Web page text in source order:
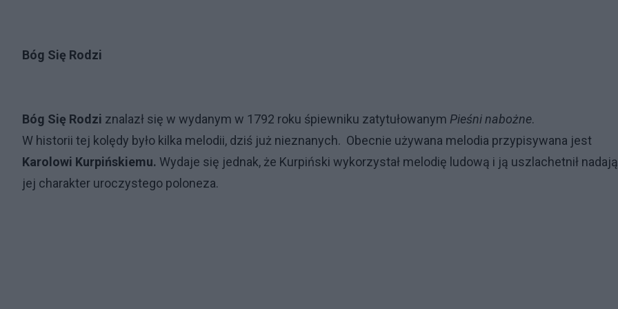
Bóg Się Rodzi
Bóg Się Rodzi znalazł się w wydanym w 1792 roku śpiewniku zatytułowanym Pieśni nabożne.
W historii tej kolędy było kilka melodii, dziś już nieznanych. Obecnie używana melodia przypisywana jest
Karolowi Kurpińskiemu. Wydaje się jednak, że Kurpiński wykorzystał melodię ludową i ją uszlachetnił
jej charakter uroczystego poloneza.